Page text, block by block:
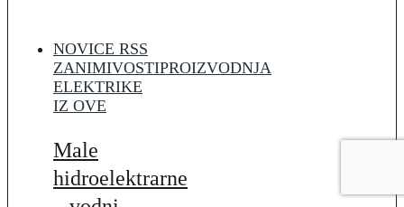
NOVICE RSS
ZANIMIVOSTIPROIZVODNJA
ELEKTRIKE
IZ OVE
Male
hidroelektrarne